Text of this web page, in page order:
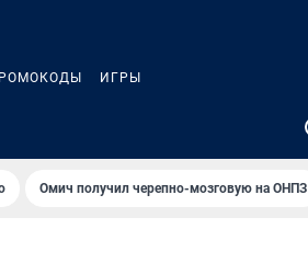
ИГРЫ
Омич получил черепно-мозговую на ОНПЗ